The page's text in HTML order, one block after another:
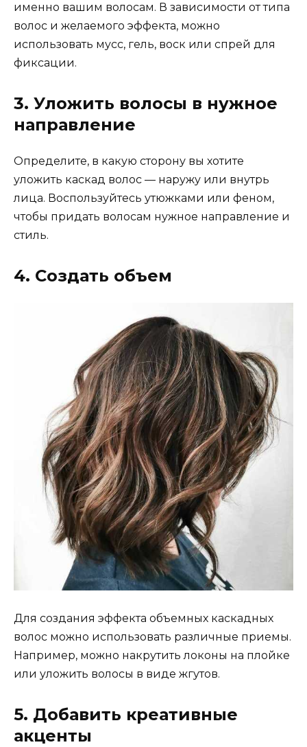
именно вашим волосам. В зависимости от типа
волос и желаемого эффекта, можно
использовать мусс, гель, воск или спрей для
фиксации.
3. Уложить волосы в нужное
направление
Определите, в какую сторону вы хотите
уложить каскад волос — наружу или внутрь
лица. Воспользуйтесь утюжками или феном,
чтобы придать волосам нужное направление и
стиль.
4. Создать объем
Для создания эффекта объемных каскадных
волос можно использовать различные приемы.
Например, можно накрутить локоны на плойке
или уложить волосы в виде жгутов.
5. Добавить креативные
акценты